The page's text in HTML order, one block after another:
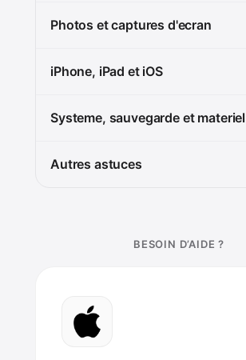
Photos et captures d'ecran
iPhone, iPad et iOS
Systeme, sauvegarde et materiel
Autres astuces
BESOIN D’AIDE ?